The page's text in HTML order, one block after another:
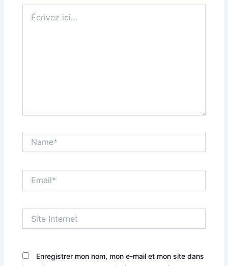
ici…
Internet
Enregistrer mon nom, mon e-mail et mon site dans